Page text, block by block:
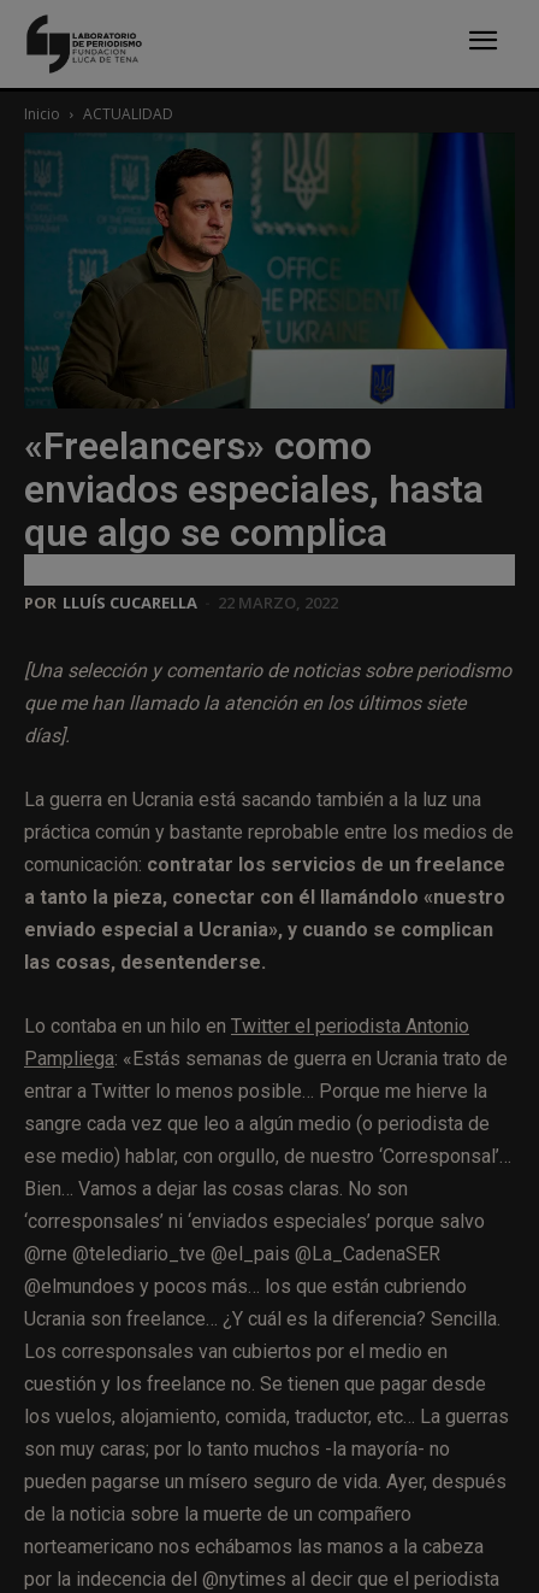
Inicio ACTUALIDAD
«Freelancers» como
enviados especiales, hasta
que algo se complica
POR LLUÍS CUCARELLA 22 MARZO, 2022
[Una selección y comentario de noticias sobre periodismo
que me han llamado la atención en los últimos siete
días].
La guerra en Ucrania está sacando también a la luz una
práctica común y bastante reprobable entre los medios de
comunicación: contratar los servicios de un freelance
a tanto la pieza, conectar con él llamándolo «nuestro
enviado especial a Ucrania», y cuando se complican
las cosas, desentenderse.
Lo contaba en un hilo en Twitter el periodista Antonio
Pampliega: «Estás semanas de guerra en Ucrania trato de
entrar a Twitter lo menos posible… Porque me hierve la
sangre cada vez que leo a algún medio (o periodista de
ese medio) hablar, con orgullo, de nuestro ‘Corresponsal’…
Bien… Vamos a dejar las cosas claras. No son
‘corresponsales’ ni ‘enviados especiales’ porque salvo
@rne @telediario_tve @el_pais @La_CadenaSER
@elmundoes y pocos más… los que están cubriendo
Ucrania son freelance… ¿Y cuál es la diferencia? Sencilla.
Los corresponsales van cubiertos por el medio en
cuestión y los freelance no. Se tienen que pagar desde
los vuelos, alojamiento, comida, traductor, etc… La guerras
son muy caras; por lo tanto muchos -la mayoría- no
pueden pagarse un mísero seguro de vida. Ayer, después
de la noticia sobre la muerte de un compañero
norteamericano nos echábamos las manos a la cabeza
por la indecencia del @nytimes al decir que el periodista